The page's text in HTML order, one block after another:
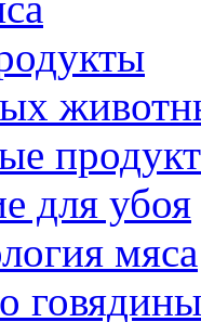
для убоя
мяса
говядины